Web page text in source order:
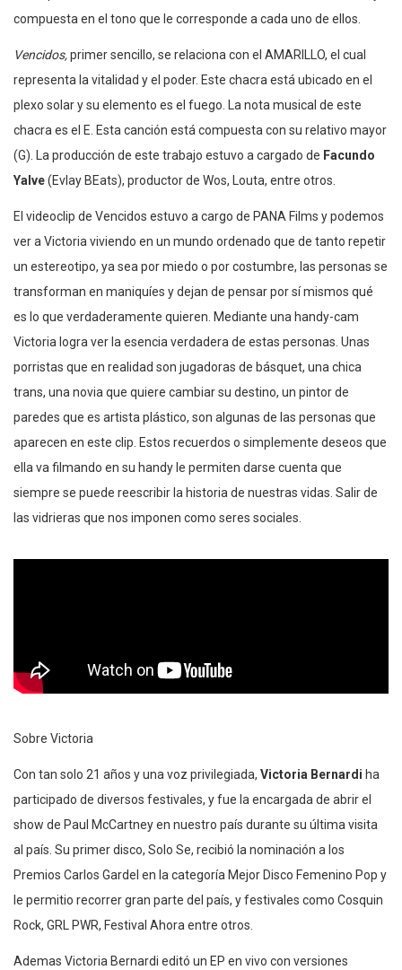
compuesta en el tono que le corresponde a cada uno de ellos.
Vencidos,primer sencillo, se relaciona con el AMARILLO, el cual
representa la vitalidad y el poder. Este chacra está ubicado en el
plexo solar y su elemento es el fuego. La nota musical de este
chacra es el E. Esta canción está compuesta con su relativo mayor
(G). La producción de este trabajo estuvo a cargado de Facundo
Yalve(Evlay BEats), productor de Wos, Louta, entre otros.
El videoclip de Vencidos estuvo a cargo de PANA Films y podemos
ver a Victoria viviendo en un mundo ordenado que de tanto repetir
un estereotipo, ya sea por miedo o por costumbre, las personas se
transforman en maniquíes y dejan de pensar por sí mismos qué
es lo que verdaderamente quieren. Mediante una handy-cam
Victoria logra ver la esencia verdadera de estas personas. Unas
porristas que en realidad son jugadoras de básquet, una chica
trans, una novia que quiere cambiar su destino, un pintor de
paredes que es artista plástico, son algunas de las personas que
aparecen en este clip. Estos recuerdos o simplemente deseos que
ella va filmando en su handy le permiten darse cuenta que
siempre se puede reescribir la historia de nuestras vidas. Salir de
las vidrieras que nos imponen como seres sociales.
Sobre Victoria
Con tan solo 21 años y una voz privilegiada, Victoria Bernardi ha
participado de diversos festivales, y fue la encargada de abrir el
show de Paul McCartney en nuestro país durante su última visita
al país. Su primer disco, Solo Se, recibió la nominación a los
Premios Carlos Gardel en la categoría Mejor Disco Femenino Pop y
le permitio recorrer gran parte del país, y festivales como Cosquin
Rock, GRL PWR, Festival Ahora entre otros.
Ademas Victoria Bernardi editó un EP en vivo con versiones